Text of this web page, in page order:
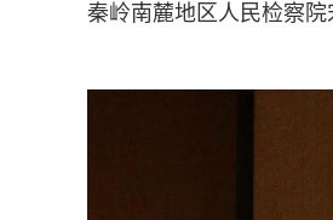
秦岭南麓地区人民检察院